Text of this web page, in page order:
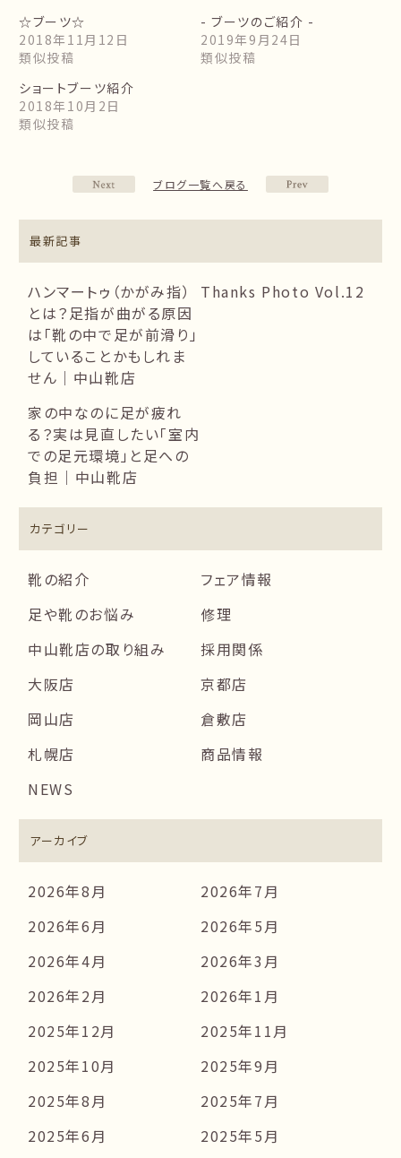
☆ブーツ☆
2018年11月12日
類似投稿
- ブーツのご紹介 -
2019年9月24日
類似投稿
ショートブーツ紹介
2018年10月2日
類似投稿
ブログ一覧へ戻る
最新記事
ハンマートゥ（かがみ指）
とは？足指が曲がる原因
は「靴の中で足が前滑り」
していることかもしれま
せん｜中山靴店
Thanks Photo Vol.12
家の中なのに足が疲れ
る？実は見直したい「室内
での足元環境」と足への
負担｜中山靴店
カテゴリー
靴の紹介
フェア情報
足や靴のお悩み
修理
中山靴店の取り組み
採用関係
大阪店
京都店
岡山店
倉敷店
札幌店
商品情報
NEWS
アーカイブ
2026年8月
2026年7月
2026年6月
2026年5月
2026年4月
2026年3月
2026年2月
2026年1月
2025年12月
2025年11月
2025年10月
2025年9月
2025年8月
2025年7月
2025年6月
2025年5月